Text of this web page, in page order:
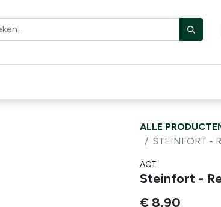
ALLE
STEINFORT -
ACT
Steinfort -
€ 8,90